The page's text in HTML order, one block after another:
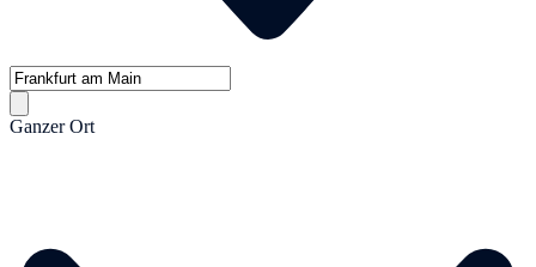
Ganzer Ort